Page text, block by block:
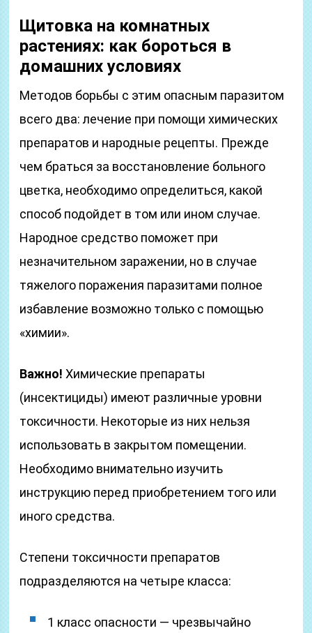
Щитовка на комнатных
растениях: как бороться в
домашних условиях
Методов борьбы с этим опасным паразитом
всего два: лечение при помощи химических
препаратов и народные рецепты. Прежде
чем браться за восстановление больного
цветка, необходимо определиться, какой
способ подойдет в том или ином случае.
Народное средство поможет при
незначительном заражении, но в случае
тяжелого поражения паразитами полное
избавление возможно только с помощью
«химии».
Важно! Химические препараты
(инсектициды) имеют различные уровни
токсичности. Некоторые из них нельзя
использовать в закрытом помещении.
Необходимо внимательно изучить
инструкцию перед приобретением того или
иного средства.
Степени токсичности препаратов
подразделяются на четыре класса:
1 класс опасности — чрезвычайно